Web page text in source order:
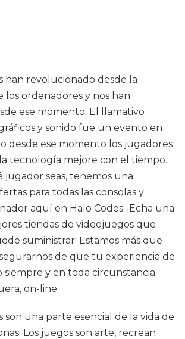
han revolucionado desde la
ordenadores y nos han
ese momento. El llamativo
y sonido fue un evento en
desde ese momento los jugadores
tecnología mejore con el tiempo.
jugador seas, tenemos una
para todas las consolas y
aquí en Halo Codes. ¡Echa una
tiendas de videojuegos que
suministrar! Estamos más que
de que tu experiencia de
siempre y en toda circunstancia
on-line.
son una parte esencial de la vida de
Los juegos son arte, recrean